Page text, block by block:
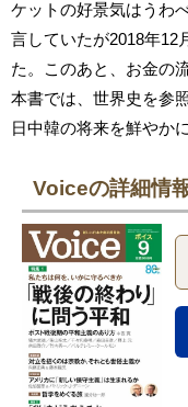
ケットの好景気はうわ
言していたが2018年12
た。このあと、お金の
本書では、世界史を参
日中韓の将来を鮮やか
Voiceの詳細情